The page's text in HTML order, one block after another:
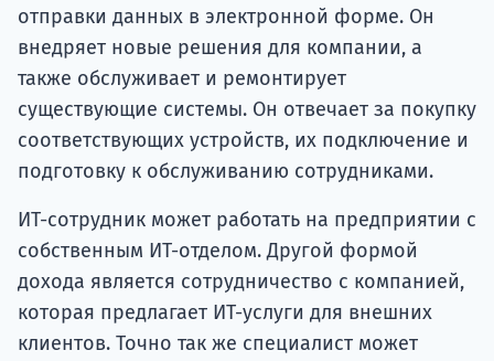
отправки данных в электронной форме. Он
внедряет новые решения для компании, а
также обслуживает и ремонтирует
существующие системы. Он отвечает за покупку
соответствующих устройств, их подключение и
подготовку к обслуживанию сотрудниками.
ИТ-сотрудник может работать на предприятии с
собственным ИТ-отделом. Другой формой
дохода является сотрудничество с компанией,
которая предлагает ИТ-услуги для внешних
клиентов. Точно так же специалист может